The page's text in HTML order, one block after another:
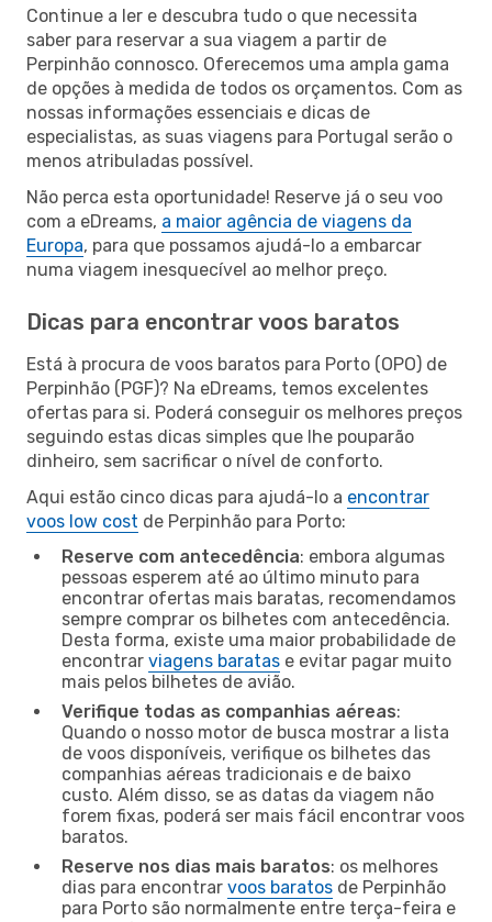
Continue a ler e descubra tudo o que necessita
saber para reservar a sua viagem a partir de
Perpinhão connosco. Oferecemos uma ampla gama
de opções à medida de todos os orçamentos. Com as
nossas informações essenciais e dicas de
especialistas, as suas viagens para Portugal serão o
menos atribuladas possível.
Não perca esta oportunidade! Reserve já o seu voo
com a eDreams, a maior agência de viagens da
Europa, para que possamos ajudá-lo a embarcar
numa viagem inesquecível ao melhor preço.
Dicas para encontrar voos baratos
Está à procura de voos baratos para Porto (OPO) de
Perpinhão (PGF)? Na eDreams, temos excelentes
ofertas para si. Poderá conseguir os melhores preços
seguindo estas dicas simples que lhe pouparão
dinheiro, sem sacrificar o nível de conforto.
Aqui estão cinco dicas para ajudá-lo a encontrar
voos low cost de Perpinhão para Porto:
Reserve com antecedência: embora algumas
pessoas esperem até ao último minuto para
encontrar ofertas mais baratas, recomendamos
sempre comprar os bilhetes com antecedência.
Desta forma, existe uma maior probabilidade de
encontrar viagens baratas e evitar pagar muito
mais pelos bilhetes de avião.
Verifique todas as companhias aéreas:
Quando o nosso motor de busca mostrar a lista
de voos disponíveis, verifique os bilhetes das
companhias aéreas tradicionais e de baixo
custo. Além disso, se as datas da viagem não
forem fixas, poderá ser mais fácil encontrar voos
baratos.
Reserve nos dias mais baratos: os melhores
dias para encontrar voos baratos de Perpinhão
para Porto são normalmente entre terça-feira e